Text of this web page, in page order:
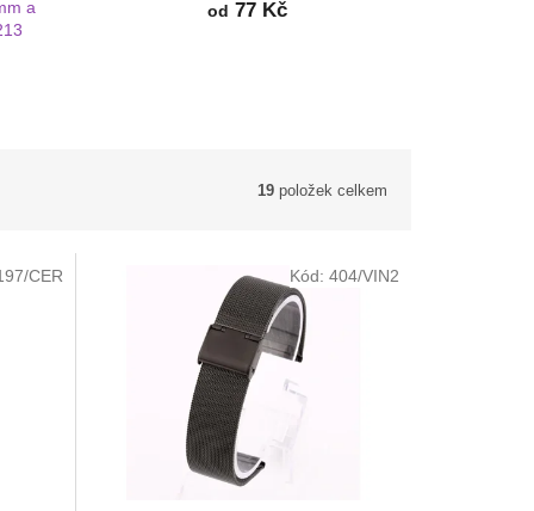
a
od 77 Kč
19 položek celkem
CER Kód: 404/VIN2